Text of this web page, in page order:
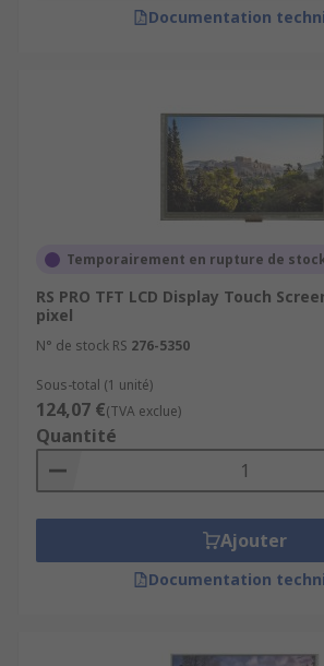
Documentation
Temporairement en rupture de
RS PRO TFT LCD Display Touch
pixel
N° de stock RS 276-5350
Sous-total (1 unité)
124,07 €(TVA exclue)
Quantité
Ajouter
Documentation